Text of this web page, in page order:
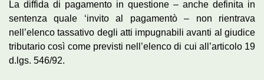
La diffida di pagamento in questione – anche definita in
sentenza quale ‘invito al pagamentò – non rientrava
nell’elenco tassativo degli atti impugnabili avanti al giudice
tributario così come previsti nell’elenco di cui all’articolo 19
d.lgs. 546/92.